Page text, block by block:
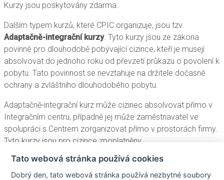
Kurzy jsou poskytovány zdarma.
Dalším typem kurzů, které CPIC organizuje, jsou tzv.
Adaptačně-integrační kurzy. Tyto kurzy jsou ze zákona
povinné pro dlouhodobě pobývající cizince, kteří je musejí
absolvovat do jednoho roku od převzetí průkazu o povolení k
pobytu. Tato povinnost se nevztahuje na držitele dočasné
ochrany a zvláštního dlouhodobého pobytu.
Adaptačně-integrační kurz může cizinec absolvovat přímo v
Integračním centru, případně jej může zaměstnavatel ve
spolupráci s Centrem zorganizovat přímo v prostorách firmy.
Tyto kurzy jsou pro cizince zpoplatněny.
V případě zájmu o realizaci některého z výše uvedených
kurzů se můžete obrátit na vedoucí Centra nebo
Tato webová stránka používá cookies
Dobrý den, tato webová stránka používá nezbytné soubory